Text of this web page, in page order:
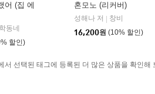
어 (집 에
동네
할인)
혼모노 (리커버)
성해나 저
창비
16,200원 (10% 할인)
서 선택된 태그에 등록된 더 많은 상품을 확인해